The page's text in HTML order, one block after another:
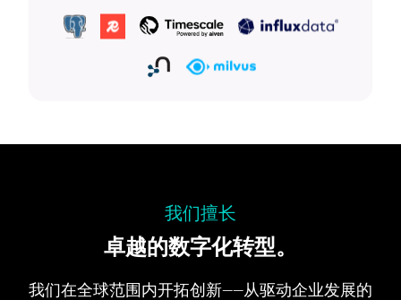
我们擅长
卓越的数字化转型。
我们在全球范围内开拓创新——从驱动企业发展的